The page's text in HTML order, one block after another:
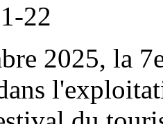
22
2025, la